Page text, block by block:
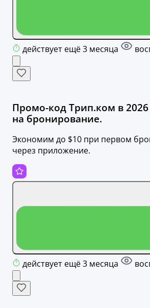
действует ещё 3 месяца
Промо-код Трип.ком в 2026
на бронирование.
Экономим до $10 при первом
через приложение.
действует ещё 3 месяца